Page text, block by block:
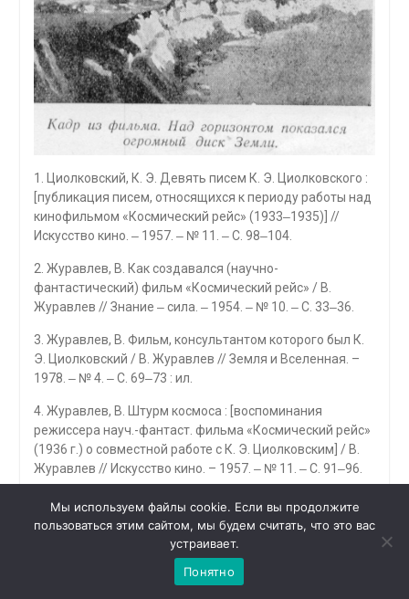
1. Циолковский, К. Э. Девять писем К. Э. Циолковского :
[публикация писем, относящихся к периоду работы над
кинофильмом «Космический рейс» (1933‒1935)] //
Искусство кино. ‒ 1957. ‒ № 11. ‒ С. 98‒104.
2. Журавлев, В. Как создавался (научно-
фантастический) фильм «Космический рейс» / В.
Журавлев // Знание ‒ сила. ‒ 1954. ‒ № 10. ‒ С. 33‒36.
3. Журавлев, В. Фильм, консультантом которого был К.
Э. Циолковский / В. Журавлев // Земля и Вселенная. –
1978. ‒ № 4. ‒ С. 69‒73 : ил.
4. Журавлев, В. Штурм космоса : [воспоминания
режиссера науч.-фантаст. фильма «Космический рейс»
(1936 г.) о совместной работе с К. Э. Циолковским] / В.
Журавлев // Искусство кино. – 1957. ‒ № 11. ‒ С. 91‒96.
5. Костин, А. Сорок лет спустя. [К. Э. Циолковский ‒
консультант фильма «Космический рейс»] / А. Костин //
Знамя. – 1975. ‒ 21 февр. : фото.
6. Рябчиков, Е. Без пушки на Луну : [участие К. Э.
Мы используем файлы cookie. Если вы продолжите
пользоваться этим сайтом, мы будем считать, что это вас
устраивает.
Понятно
1
Чат с
администратором